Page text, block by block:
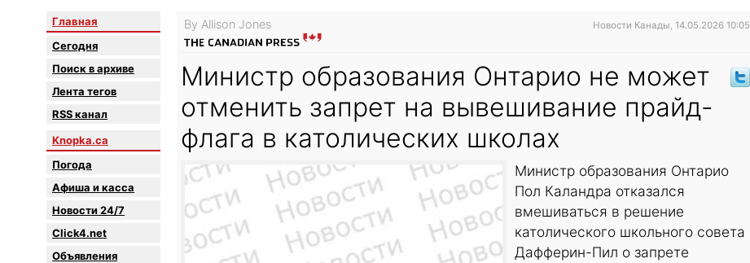
Главная
Сегодня
Поиск в архиве
Лента тегов
RSS канал
Knopka.ca
Погода
Афиша и касса
Новости 24/7
Click4.net
Объявления
By Allison Jones Новости Канады, 14.05.2026 10:05
Министр образования Онтарио не может
отменить запрет на вывешивание прайд-
флага в католических школах
Министр образования Онтарио
Пол Каландра отказался
вмешиваться в решение
католического школьного совета
Дафферин-Пил о запрете